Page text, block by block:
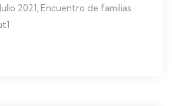
2021, Encuentro de familias